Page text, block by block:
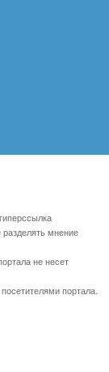
разделять мнение
не несет
портала.